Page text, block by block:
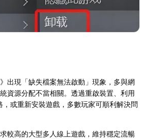
出現「缺失檔案無法啟動」現象，多與網
資源分配不當相關。透過重啟裝置、利用
，或重新安裝遊戲，多數玩家可順利解決問
較高的大型多人線上遊戲，維持穩定流暢